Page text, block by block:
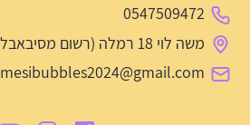
0547509472
משה לוי 18 רמלה (רשום מסיבאבלס על השלט בחנות)
mesibubbles2024@gmail.com